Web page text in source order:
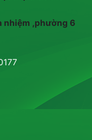
nhiệm ,phường 6